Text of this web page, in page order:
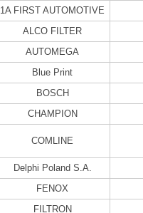
1A FIRST AUTOMOTIVE
ALCO FILTER
AUTOMEGA
Blue Print
BOSCH
CHAMPION
COMLINE
Delphi Poland S.А.
FENOX
FILTRON